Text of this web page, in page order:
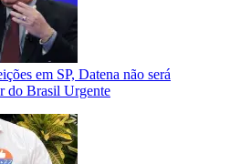
em SP, Datena não será
do Brasil Urgente